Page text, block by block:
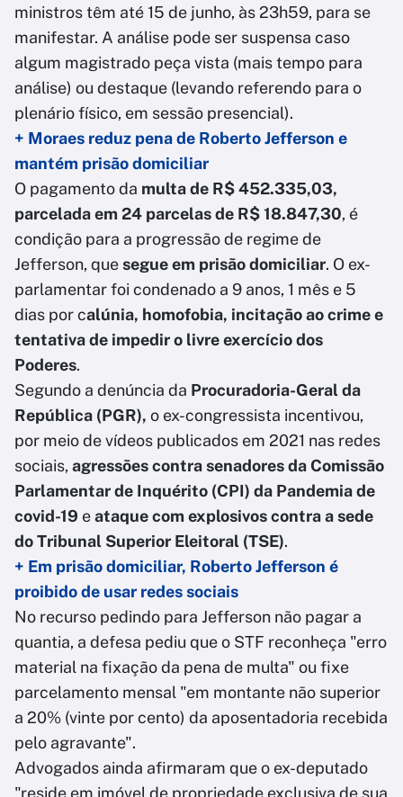
ministros têm até 15 de junho, às 23h59, para se
manifestar. A análise pode ser suspensa caso
algum magistrado peça vista (mais tempo para
análise) ou destaque (levando referendo para o
plenário físico, em sessão presencial).
+ Moraes reduz pena de Roberto Jefferson e
mantém prisão domiciliar
O pagamento da multa de R$ 452.335,03,
parcelada em 24 parcelas de R$ 18.847,30, é
condição para a progressão de regime de
Jefferson, quesegue em prisão domiciliar. O ex-
parlamentar foi condenado a 9 anos, 1 mês e 5
dias por calúnia, homofobia, incitação ao crime e
tentativa de impedir o livre exercício dos
Poderes.
Segundo a denúncia da Procuradoria-Geral da
República (PGR), o ex-congressista incentivou,
por meio de vídeos publicados em 2021 nas redes
sociais, agressões contra senadores da Comissão
Parlamentar de Inquérito (CPI) da Pandemia de
covid-19 eataque com explosivos contra a sede
do Tribunal Superior Eleitoral (TSE).
+ Em prisão domiciliar, Roberto Jefferson é
proibido de usar redes sociais
No recurso pedindo para Jefferson não pagar a
quantia, a defesa pediu que o STF reconheça "erro
material na fixação da pena de multa" ou fixe
parcelamento mensal "em montante não superior
a 20% (vinte por cento) da aposentadoria recebida
pelo agravante".
Advogados ainda afirmaram que o ex-deputado